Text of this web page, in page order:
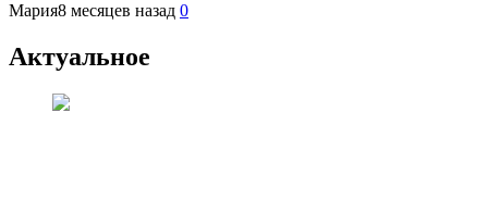
Мария8 месяцев назад 0
Актуальное